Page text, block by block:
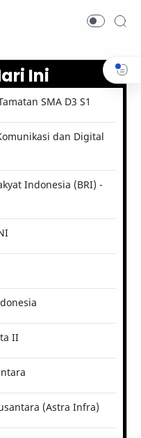
Ini
SMA D3 S1
dan Digital
Indonesia (BRI) -
II
(Astra Infra)